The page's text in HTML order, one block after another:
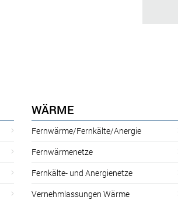
WÄRME
Fernwärme/Fernkälte/Anergie
Fernwärmenetze
Fernkälte- und Anergienetze
Vernehmlassungen Wärme